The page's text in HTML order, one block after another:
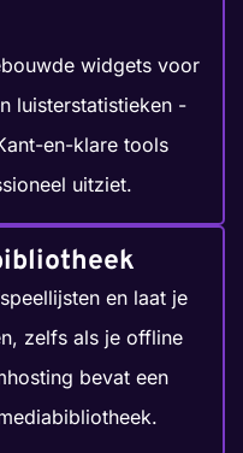
widgets voor
luisterstatistieken -
en-klare tools
uitziet.
en laat je
zelfs als je offline
bevat een